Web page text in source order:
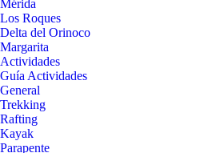
Mérida
Los Roques
Delta del Orinoco
Margarita
Actividades
Guía Actividades
General
Trekking
Rafting
Kayak
Parapente